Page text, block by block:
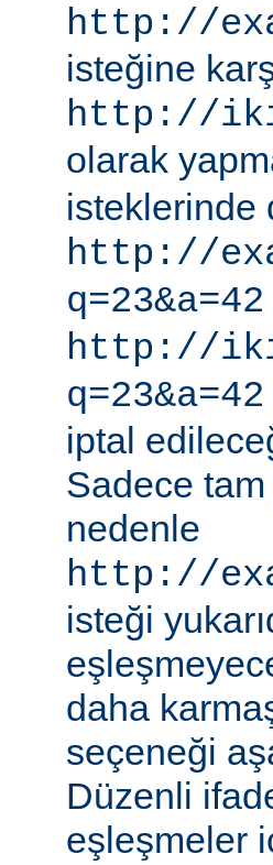
http://
isteğine
http://
olarak
isteklerinde
http://
q=23&a=42
http://
q=23&a=42
iptal
Sadece
nedenle
http://
isteği
daha
seçeneği
Düzenli
eşleşmeler